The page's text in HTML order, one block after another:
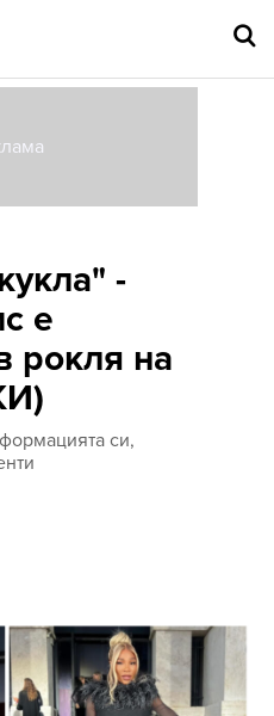
-
е
рокля на
си,